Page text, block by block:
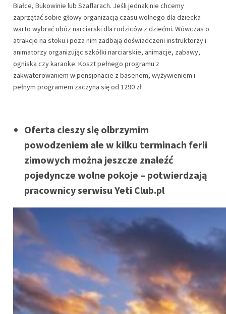
Białce, Bukowinie lub Szaflarach. Jeśli jednak nie chcemy
zaprzątać sobie głowy organizacją czasu wolnego dla dziecka
warto wybrać obóz narciarski dla rodziców z dziećmi. Wówczas o
atrakcje na stoku i poza nim zadbają doświadczeni instruktorzy i
animatorzy organizując szkółki narciarskie, animacje, zabawy,
ogniska czy karaoke. Koszt pełnego programu z
zakwaterowaniem w pensjonacie z basenem, wyżywieniem i
pełnym programem zaczyna się od 1290 zł
Oferta cieszy się olbrzymim
powodzeniem ale w kilku terminach ferii
zimowych można jeszcze znaleźć
pojedyncze wolne pokoje – potwierdzają
pracownicy serwisu Yeti Club.pl